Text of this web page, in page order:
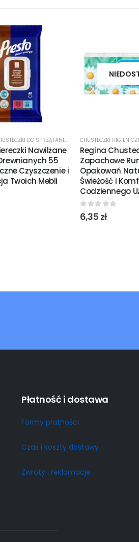
NAWILŻANE CHUSTECZKI DO SPRZĄTANIA ŚRODKI CZYSTOŚCI
Nawilżane
55
Czyszczenie i
Twoich Mebli
CHUSTECZKI
Regina
Zapachowe
Opakowań
Świeżość i
Codziennego
0out of 5
6,35 zł
Płatność i dostawa
Formy płatności
Czas i koszty dostawy
Zwroty i reklamacje